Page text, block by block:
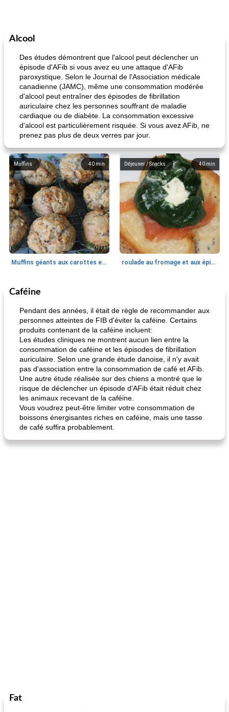
Alcool
Des études démontrent que l'alcool peut déclencher un
épisode d'AFib si vous avez eu une attaque d'AFib
paroxystique. Selon le Journal de l'Association médicale
canadienne (JAMC), même une consommation modérée
d'alcool peut entraîner des épisodes de fibrillation
auriculaire chez les personnes souffrant de maladie
cardiaque ou de diabète. La consommation excessive
d'alcool est particulièrement risquée. Si vous avez AFib, ne
prenez pas plus de deux verres par jour.
40 min
Muffins
Muffins géants aux carottes et à la banane de Nif
40 min
Déjeuner / Snacks
roulade au fromage et aux épinards
Marques de confiance: recettes et
fiesta tostadas le méga's jopp joes
Caféine
Pendant des années, il était de règle de recommander aux
personnes atteintes de FIB d'éviter la caféine. Certains
produits contenant de la caféine incluent:
Les études cliniques ne montrent aucun lien entre la
consommation de caféine et les épisodes de fibrillation
auriculaire. Selon une grande étude danoise, il n'y avait
pas d'association entre la consommation de café et AFib.
Une autre étude réalisée sur des chiens a montré que le
risque de déclencher un épisode d'AFib était réduit chez
les animaux recevant de la caféine.
Vous voudrez peut-être limiter votre consommation de
boissons énergisantes riches en caféine, mais une tasse
de café suffira probablement.
Fat